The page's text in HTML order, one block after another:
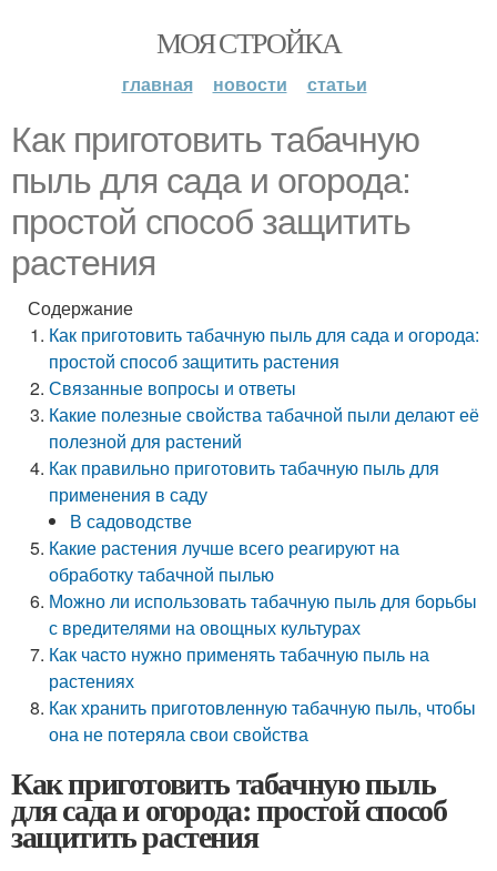
МОЯ СТРОЙКА
главная новости статьи
Как приготовить табачную
пыль для сада и огорода:
простой способ защитить
растения
Содержание
Как приготовить табачную пыль для сада и огорода:
простой способ защитить растения
Связанные вопросы и ответы
Какие полезные свойства табачной пыли делают её
полезной для растений
Как правильно приготовить табачную пыль для
применения в саду
В садоводстве
Какие растения лучше всего реагируют на
обработку табачной пылью
Можно ли использовать табачную пыль для борьбы
с вредителями на овощных культурах
Как часто нужно применять табачную пыль на
растениях
Как хранить приготовленную табачную пыль, чтобы
она не потеряла свои свойства
Как приготовить табачную пыль
для сада и огорода: простой способ
защитить растения